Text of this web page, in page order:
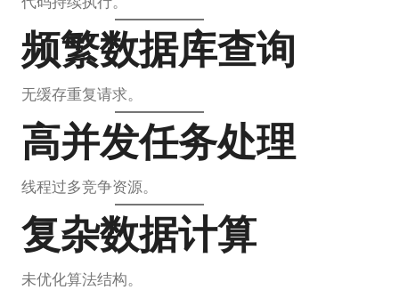
频繁数据库查询
无缓存重复请求。
高并发任务处理
线程过多竞争资源。
复杂数据计算
未优化算法结构。